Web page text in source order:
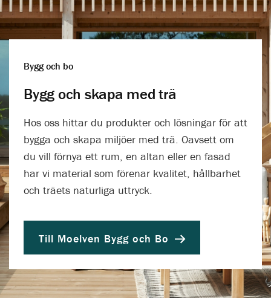
Bygg och bo
Bygg och skapa med trä
Hos oss hittar du produkter och lösningar för att
bygga och skapa miljöer med trä. Oavsett om
du vill förnya ett rum, en altan eller en fasad
har vi material som förenar kvalitet, hållbarhet
och träets naturliga uttryck.
Till Moelven Bygg och Bo